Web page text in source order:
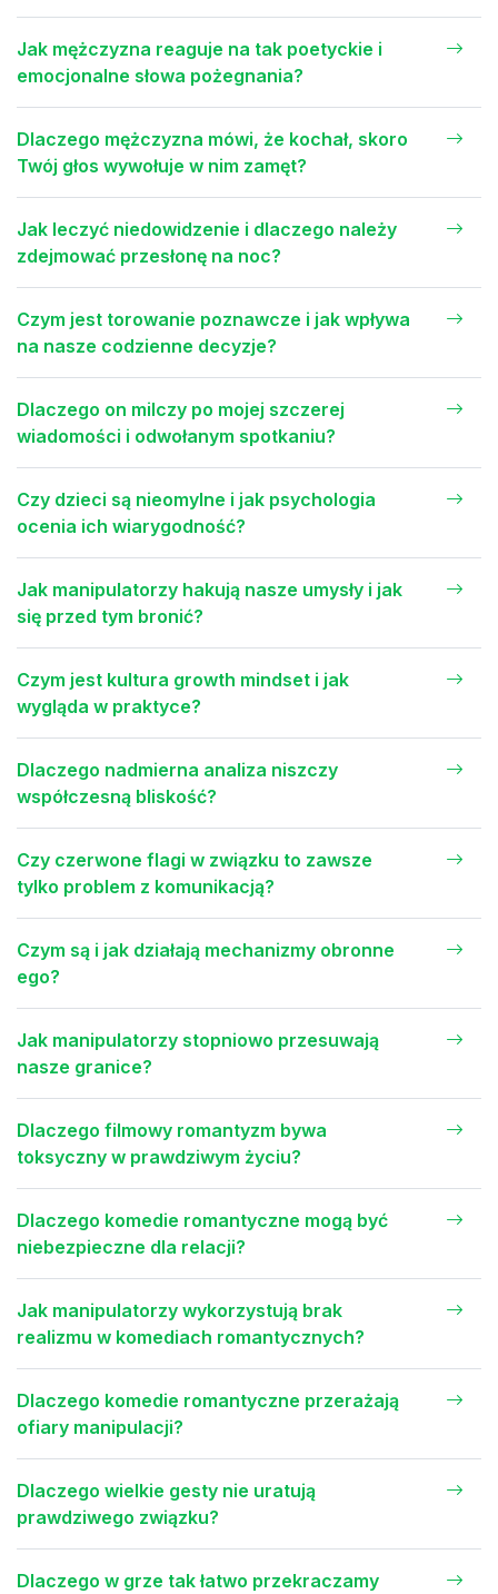
Jak mężczyzna reaguje na tak poetyckie i
emocjonalne słowa pożegnania?
Dlaczego mężczyzna mówi, że kochał, skoro
Twój głos wywołuje w nim zamęt?
Jak leczyć niedowidzenie i dlaczego należy
zdejmować przesłonę na noc?
Czym jest torowanie poznawcze i jak wpływa
na nasze codzienne decyzje?
Dlaczego on milczy po mojej szczerej
wiadomości i odwołanym spotkaniu?
Czy dzieci są nieomylne i jak psychologia
ocenia ich wiarygodność?
Jak manipulatorzy hakują nasze umysły i jak
się przed tym bronić?
Czym jest kultura growth mindset i jak
wygląda w praktyce?
Dlaczego nadmierna analiza niszczy
współczesną bliskość?
Czy czerwone flagi w związku to zawsze
tylko problem z komunikacją?
Czym są i jak działają mechanizmy obronne
ego?
Jak manipulatorzy stopniowo przesuwają
nasze granice?
Dlaczego filmowy romantyzm bywa
toksyczny w prawdziwym życiu?
Dlaczego komedie romantyczne mogą być
niebezpieczne dla relacji?
Jak manipulatorzy wykorzystują brak
realizmu w komediach romantycznych?
Dlaczego komedie romantyczne przerażają
ofiary manipulacji?
Dlaczego wielkie gesty nie uratują
prawdziwego związku?
Dlaczego w grze tak łatwo przekraczamy